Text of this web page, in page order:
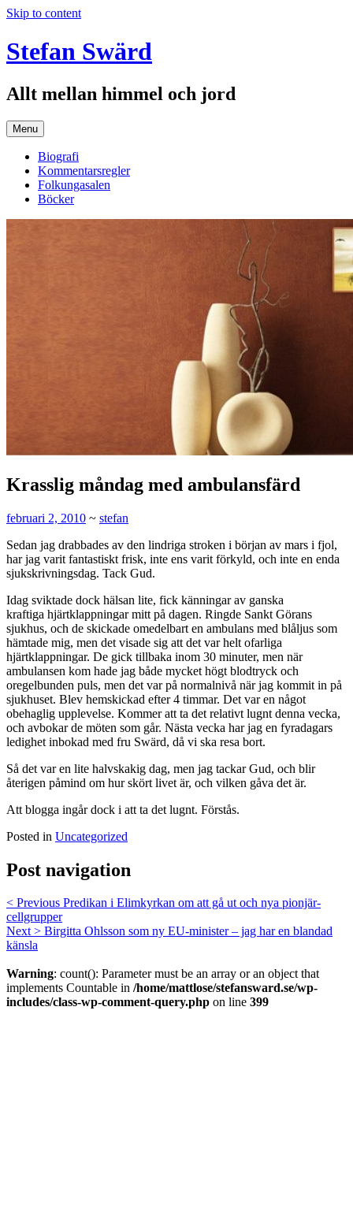
Skip to content
Stefan Swärd
Allt mellan himmel och jord
Menu
Biografi
Kommentarsregler
Folkungasalen
Böcker
Krasslig måndag med ambulansfärd
februari 2, 2010 ~ stefan
Sedan jag drabbades av den lindriga stroken i början av mars i fjol,
har jag varit fantastiskt frisk, inte ens varit förkyld, och inte en enda
sjukskrivningsdag. Tack Gud.
Idag sviktade dock hälsan lite, fick känningar av ganska
kraftiga hjärtklappningar mitt på dagen. Ringde Sankt Görans
sjukhus, och de skickade omedelbart en ambulans med blåljus som
hämtade mig, men det visade sig att det var helt ofarliga
hjärtklappningar. De gick tillbaka inom 30 minuter, men när
ambulansen kom hade jag både mycket högt blodtryck och
oregelbunden puls, men det var på normalnivå när jag kommit in på
sjukhuset. Blev hemskickad efter 4 timmar. Det var en något
obehaglig upplevelse. Kommer att ta det relativt lugnt denna vecka,
och avbokar de möten som går. Nästa vecka har jag en fyradagars
ledighet inbokad med fru Swärd, då vi ska resa bort.
Så det var en lite halvskakig dag, men jag tackar Gud, och blir
återigen påmind om hur skört livet är, och vilken gåva det är.
Att blogga ingår dock i att ta det lugnt. Förstås.
Posted in Uncategorized
Post navigation
< Previous Predikan i Elimkyrkan om att gå ut och nya pionjär-
cellgrupper
Next > Birgitta Ohlsson som ny EU-minister – jag har en blandad
känsla
Warning: count(): Parameter must be an array or an object that
implements Countable in /home/mattlose/stefansward.se/wp-
includes/class-wp-comment-query.php on line 399